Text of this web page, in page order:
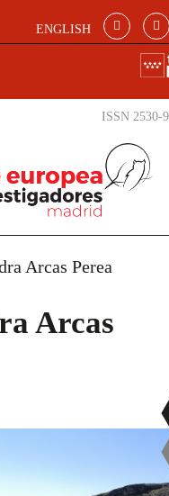
ENGLISH
ISSN
Arcas Perea
Arcas